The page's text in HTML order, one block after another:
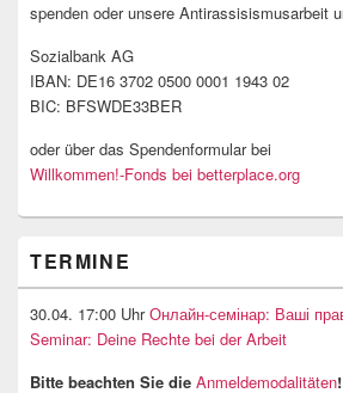
spenden oder unsere Antirassisismusarbeit
Sozialbank AG
IBAN: DE16 3702 0500 0001 1943 02
BIC: BFSWDE33BER
oder über das Spendenformular bei
Willkommen!-Fonds bei betterplace.org
TERMINE
30.04. 17:00 UhrОнлайн-семінар: Ваші
Seminar: Deine Rechte bei der Arbeit
Bitte beachten Sie die Anmeldemodalitäten!